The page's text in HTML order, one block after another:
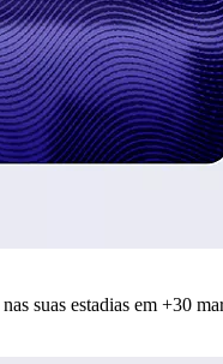
nas suas estadias em +30